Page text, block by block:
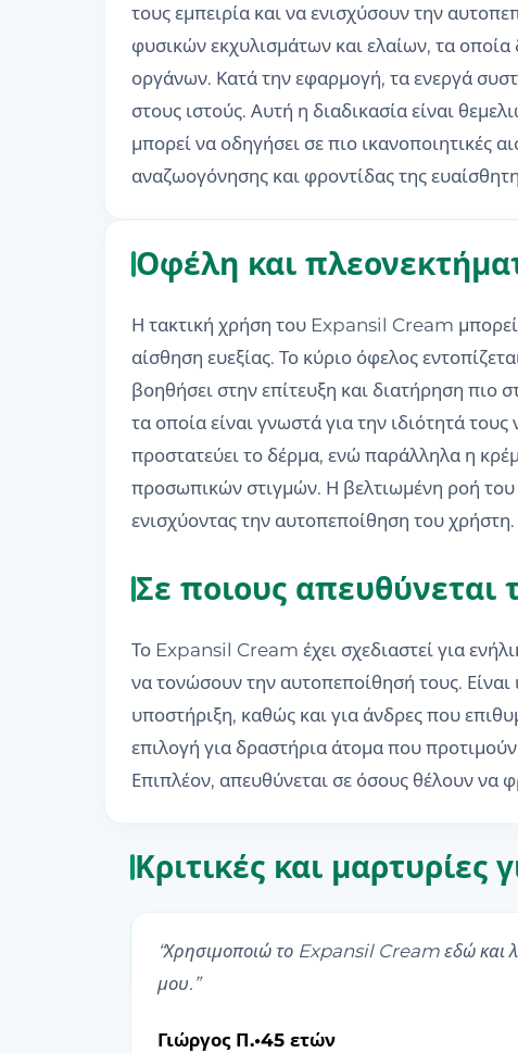
τους εμπειρία και να ενισχύσουν την
φυσικών εκχυλισμάτων και ελαίων, τα
οργάνων. Κατά την εφαρμογή, τα ενεργά
στους ιστούς. Αυτή η διαδικασία είναι
μπορεί να οδηγήσει σε πιο ικανοποιητικές
αναζωογόνησης και φροντίδας της
Οφέλη και
Η τακτική χρήση του Expansil Cream
αίσθηση ευεξίας. Το κύριο όφελος
βοηθήσει στην επίτευξη και διατήρηση
τα οποία είναι γνωστά για την ιδιότητά
προστατεύει το δέρμα, ενώ παράλληλα η
προσωπικών στιγμών. Η βελτιωμένη ροή του
ενισχύοντας την αυτοπεποίθηση του χρήστη.
Σε ποιους
Το Expansil Cream έχει σχεδιαστεί για
να τονώσουν την αυτοπεποίθησή τους. Είναι
υποστήριξη, καθώς και για άνδρες που
επιλογή για δραστήρια άτομα που
Επιπλέον, απευθύνεται σε όσους θέλουν να
Κριτικές και
“Χρησιμοποιώ το Expansil Cream εδώ και
μου. ”
Γιώργος Π.•45 ετών